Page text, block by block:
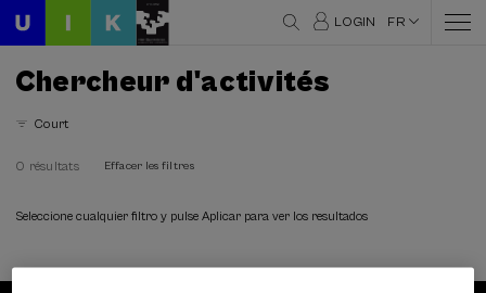
LOGIN FR
Chercheur d'activités
Court
0 résultats Effacer les filtres
Seleccione cualquier filtro y pulse Aplicar para ver los resultados